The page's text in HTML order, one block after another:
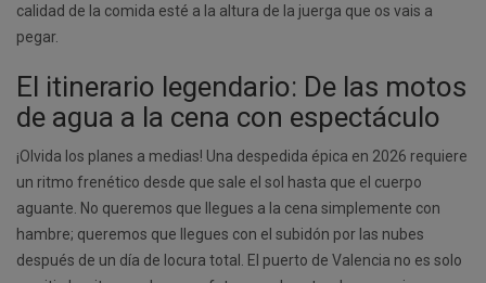
calidad de la comida esté a la altura de la juerga que os vais a
pegar.
El itinerario legendario: De las motos
de agua a la cena con espectáculo
¡Olvida los planes a medias! Una despedida épica en 2026 requiere
un ritmo frenético desde que sale el sol hasta que el cuerpo
aguante. No queremos que llegues a la cena simplemente con
hambre; queremos que llegues con el subidón por las nubes
después de un día de locura total. El puerto de Valencia no es solo